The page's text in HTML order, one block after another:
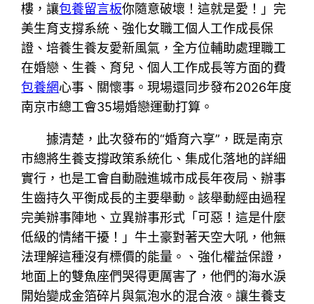
樓，讓包養留言板你隨意破壞！這就是愛！」完
美生育支撐系統、強化女職工個人工作成長保
證、培養生養友愛新風氣，全方位輔助處理職工
在婚戀、生養、育兒、個人工作成長等方面的費
包養網心事、關懷事。現場還同步發布2026年度
南京市總工會35場婚戀運動打算。
據清楚，此次發布的“婚育六享”，既是南京
市總將生養支撐政策系統化、集成化落地的詳細
實行，也是工會自動融進城市成長年夜局、辦事
生齒持久平衡成長的主要舉動。該舉動經由過程
完美辦事陣地、立異辦事形式「可惡！這是什麼
低級的情緒干擾！」牛土豪對著天空大吼，他無
法理解這種沒有標價的能量。、強化權益保證，
地面上的雙魚座們哭得更厲害了，他們的海水淚
開始變成金箔碎片與氣泡水的混合液。讓生養支